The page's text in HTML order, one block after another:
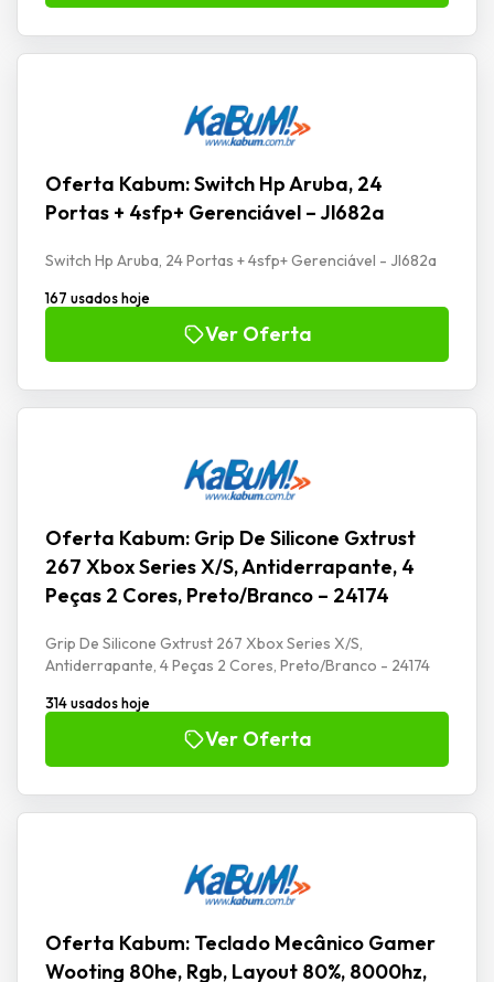
Oferta Kabum: Switch Hp Aruba, 24
Portas + 4sfp+ Gerenciável – Jl682a
Switch Hp Aruba, 24 Portas + 4sfp+ Gerenciável - Jl682a
167 usados hoje
Ver Oferta
Oferta Kabum: Grip De Silicone Gxtrust
267 Xbox Series X/S, Antiderrapante, 4
Peças 2 Cores, Preto/Branco – 24174
Grip De Silicone Gxtrust 267 Xbox Series X/S,
Antiderrapante, 4 Peças 2 Cores, Preto/Branco - 24174
314 usados hoje
Ver Oferta
Oferta Kabum: Teclado Mecânico Gamer
Wooting 80he, Rgb, Layout 80%, 8000hz,